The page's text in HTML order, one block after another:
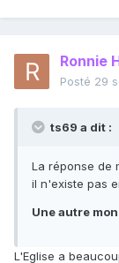
Ronnie
Posté 29
ts69 a dit :
La réponse de
il n'existe pas
Une autre
L'Eglise a